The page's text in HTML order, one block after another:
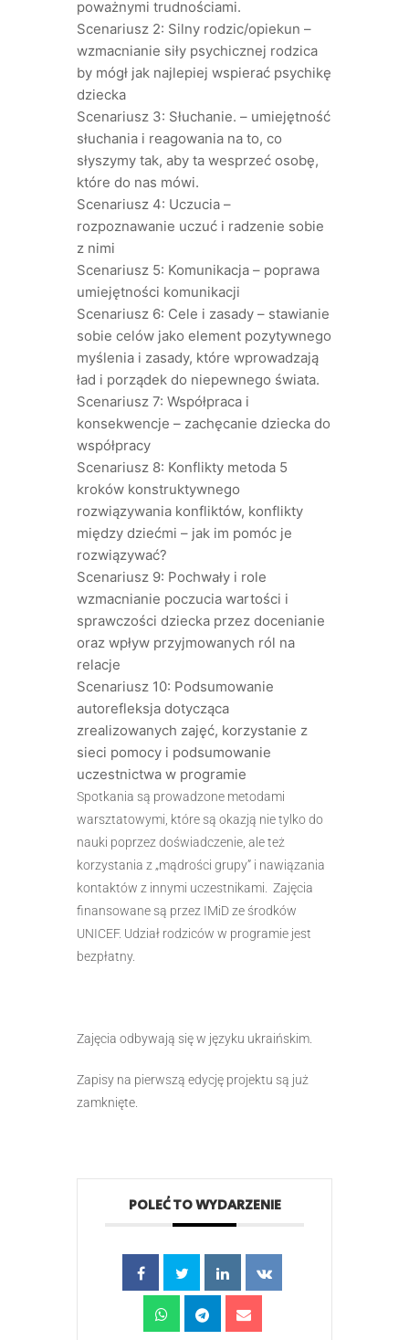
poważnymi trudnościami.
Scenariusz 2: Silny rodzic/opiekun –
wzmacnianie siły psychicznej rodzica
by mógł jak najlepiej wspierać psychikę
dziecka
Scenariusz 3: Słuchanie. – umiejętność
słuchania i reagowania na to, co
słyszymy tak, aby ta wesprzeć osobę,
które do nas mówi.
Scenariusz 4: Uczucia –
rozpoznawanie uczuć i radzenie sobie
z nimi
Scenariusz 5: Komunikacja – poprawa
umiejętności komunikacji
Scenariusz 6: Cele i zasady – stawianie
sobie celów jako element pozytywnego
myślenia i zasady, które wprowadzają
ład i porządek do niepewnego świata.
Scenariusz 7: Współpraca i
konsekwencje – zachęcanie dziecka do
współpracy
Scenariusz 8: Konflikty metoda 5
kroków konstruktywnego
rozwiązywania konfliktów, konflikty
między dziećmi – jak im pomóc je
rozwiązywać?
Scenariusz 9: Pochwały i role
wzmacnianie poczucia wartości i
sprawczości dziecka przez docenianie
oraz wpływ przyjmowanych ról na
relacje
Scenariusz 10: Podsumowanie
autorefleksja dotycząca
zrealizowanych zajęć, korzystanie z
sieci pomocy i podsumowanie
uczestnictwa w programie
Spotkania są prowadzone metodami
warsztatowymi, które są okazją nie tylko do
nauki poprzez doświadczenie, ale też
korzystania z „mądrości grupy” i nawiązania
kontaktów z innymi uczestnikami. Zajęcia
finansowane są przez IMiD ze środków
UNICEF. Udział rodziców w programie jest
bezpłatny.
Zajęcia odbywają się w języku ukraińskim.
Zapisy na pierwszą edycję projektu są już
zamknięte.
POLEĆ TO WYDARZENIE